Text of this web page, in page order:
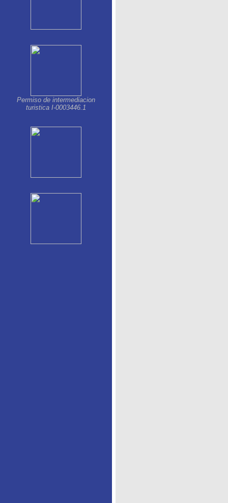
Permiso de intermediacion
turistica I-0003446.1